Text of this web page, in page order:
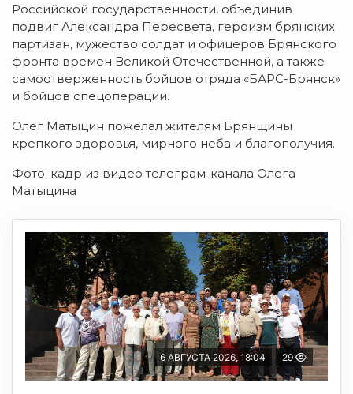
Российской государственности, объединив
подвиг Александра Пересвета, героизм брянских
партизан, мужество солдат и офицеров Брянского
фронта времен Великой Отечественной, а также
самоотверженность бойцов отряда «БАРС-Брянск»
и бойцов спецоперации.
Олег Матыцин пожелал жителям Брянщины
крепкого здоровья, мирного неба и благополучия.
Фото: кадр из видео телеграм-канала Олега
Матыцина
6 АВГУСТА 2026, 18:04 29